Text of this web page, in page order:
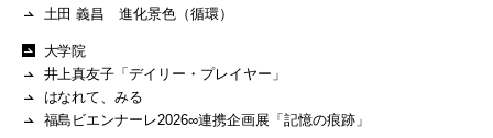
土田 義昌 進化景色（循環）
大学院
井上真友子「デイリー・プレイヤー」
はなれて、みる
福島ビエンナーレ2026∞連携企画展「記憶の痕跡」